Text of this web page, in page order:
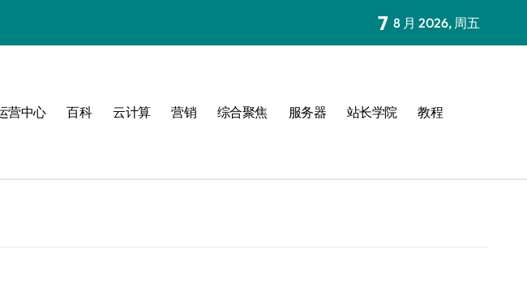
7 8 月 2026, 周五
营中心 百科 云计算 营销 综合聚焦 服务器 站长学院 教程